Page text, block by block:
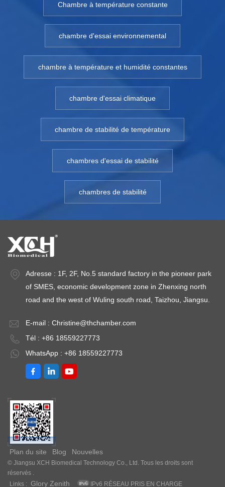
Chambre à température constante
chambre d'essai environnemental
chambre à température et humidité constantes
chambre d'essai climatique
chambre de stabilité de température
chambres d'essai de stabilité
chambres de stabilité
Adresse : 1F, 2F, No.5 standard factory in the pioneer park
of SMES, economic development zone in Zhenxing north
road and the west of Wuling south road, Taizhou, Jiangsu.
E-mail : Christine@thchamber.com
Tél : +86 18559227773
WhatsApp : +86 18559227773
Plan du site Blog Nouvelles
© Jiangsu XCH Biomedical Technology Co., Ltd. Tous les droits sont
réservés .
Links :
Glory Zenith IPv6 RÉSEAU PRIS EN CHARGE